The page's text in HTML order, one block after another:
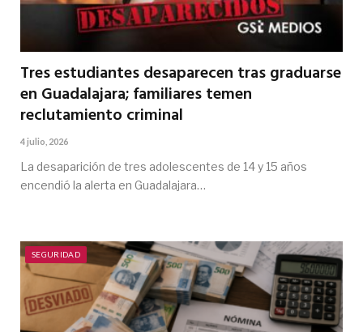
Tres estudiantes desaparecen tras graduarse
en Guadalajara; familiares temen
reclutamiento criminal
4 julio, 2026
La desaparición de tres adolescentes de 14 y 15 años
encendió la alerta en Guadalajara…
SEGURIDAD